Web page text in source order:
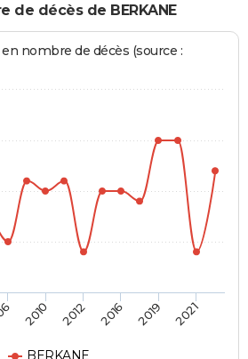
de décès de BERKANE
nombre de décès (source :
BERKANE
2010 2012 2016 2019 2021